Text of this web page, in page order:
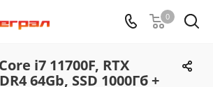
0
i7 11700F, RTX
64Gb, SSD 1000Гб +